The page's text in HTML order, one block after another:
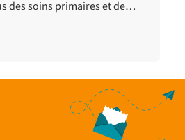
des soins primaires et de…